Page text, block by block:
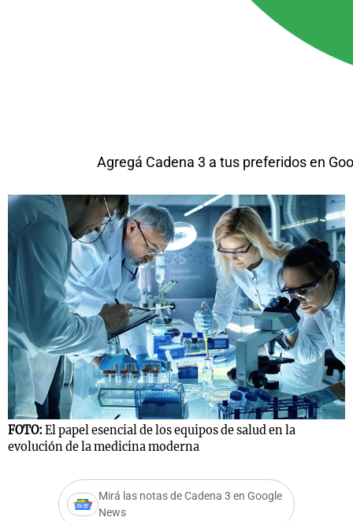
Agregá Cadena 3 a tus preferidos en
FOTO: El papel esencial de los equipos de salud en la
evolución de la medicina moderna
Mirá las notas de Cadena 3 en Google
News